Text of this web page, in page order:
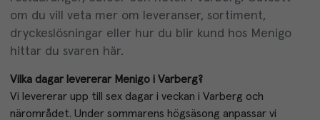
om du vill veta mer om leveranser, sortiment,
dryckeslösningar eller hur du blir kund hos Menigo
hittar du svaren här.
Vilka dagar levererar Menigo i Varberg?
Vi levererar upp till sex dagar i veckan i Varberg och
närområdet. Under sommarens högsäsong anpassar vi